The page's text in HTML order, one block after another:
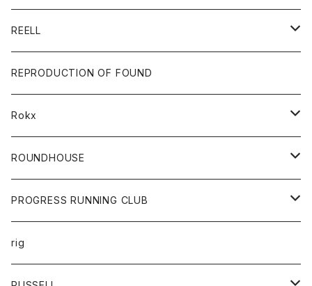
ロングスリーブＴシャツ
Tシャツ
帽子
グッズ
靴
バック
トップス
カットソー
カーディガン
ボトムス
ショートパンツ
パンツ
レディース
カットソー
コート
キーホルダー
財布
バック
REELL
パンツ
ショートパンツ
REPRODUCTION OF FOUND
Rokx
ボトム
ROUNDHOUSE
エプロン
キッズ
オーバーオール
PROGRESS RUNNING CLUB
トップス
Tシャツ
rig